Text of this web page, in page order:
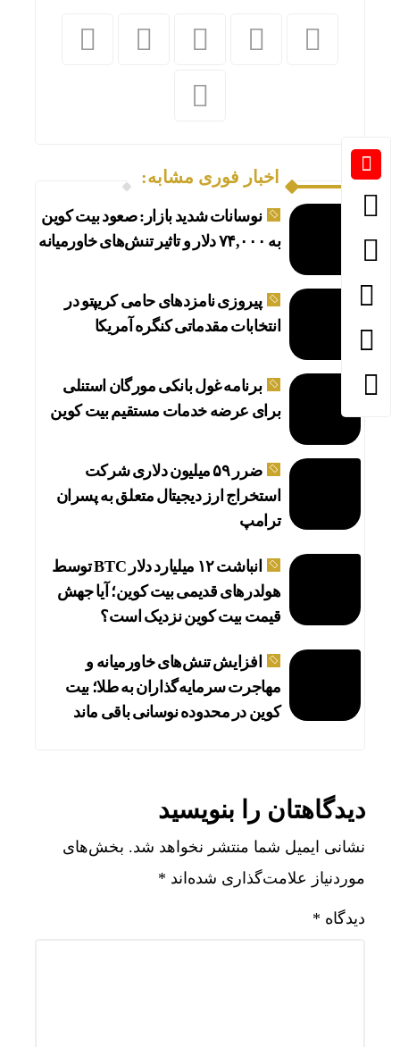
اخبار فوری مشابه:
نوسانات شدید بازار: صعود بیت کوین
به ۷۴,۰۰۰ دلار و تاثیر تنش‌های خاورمیانه
پیروزی نامزدهای حامی کریپتو در
انتخابات مقدماتی کنگره آمریکا
برنامه غول بانکی مورگان استنلی
برای عرضه خدمات مستقیم بیت کوین
ضرر ۵۹ میلیون دلاری شرکت
استخراج ارز دیجیتال متعلق به پسران
ترامپ
انباشت ۱۲ میلیارد دلار BTC توسط
هولدرهای قدیمی بیت کوین؛ آیا جهش
قیمت بیت کوین نزدیک است؟
افزایش تنش‌های خاورمیانه و
مهاجرت سرمایه‌گذاران به طلا؛ بیت
کوین در محدوده نوسانی باقی ماند
دیدگاهتان را بنویسید
نشانی ایمیل شما منتشر نخواهد شد. بخش‌های
موردنیاز علامت‌گذاری شده‌اند *
دیدگاه *